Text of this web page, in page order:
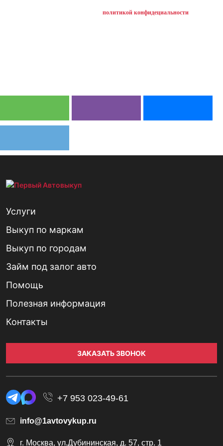
политикой конфидециальности
Услуги
Выкуп по маркам
Выкуп по городам
Займ под залог авто
Помощь
Полезная информация
Контакты
ЗАКАЗАТЬ ЗВОНОК
+7 953 023-49-61
info@1avtovykup.ru
г. Москва, ул.Дубининская, д. 57, стр. 1